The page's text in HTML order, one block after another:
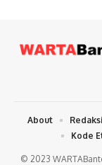
© 2023
About Redaksi
Kode